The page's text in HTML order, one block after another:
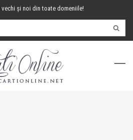
și noi din toate domeniile!